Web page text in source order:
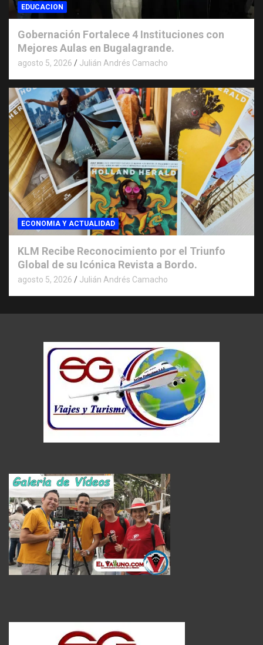
EDUCACION
Gobernación Fortalece 4 Instituciones con
Mejores Aulas en Bugalagrande.
agosto 5, 2026 Julián Andrés Camacho
ECONOMIA Y ACTUALIDAD
KLM Recibe Reconocimiento por el Triunfo
Global de su Icónica Revista a Bordo.
agosto 5, 2026 Julián Andrés Camacho